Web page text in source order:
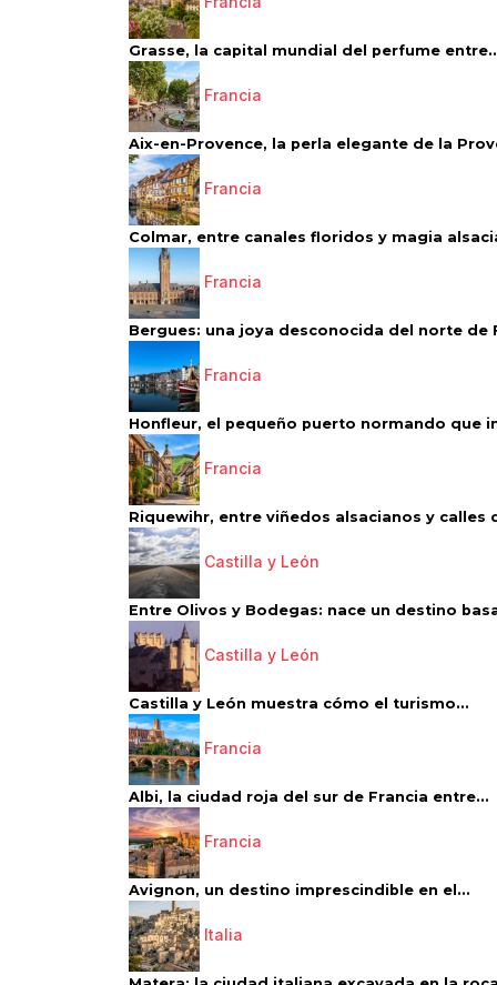
Grasse, la capital mundial del perfume
Francia
Aix-en-Provence, la perla elegante de la
Francia
Colmar, entre canales floridos y magia
Francia
Bergues: una joya desconocida del norte de
Francia
Honfleur, el pequeño puerto normando que
Francia
Riquewihr, entre viñedos alsacianos y calles
Castilla y León
Entre Olivos y Bodegas: nace un destino
Castilla y León
Castilla y León muestra cómo el turismo...
Francia
Albi, la ciudad roja del sur de Francia entre...
Francia
Avignon, un destino imprescindible en el...
Italia